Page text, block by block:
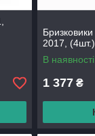
2017, (4шт.)
В наявності
1 377 ₴